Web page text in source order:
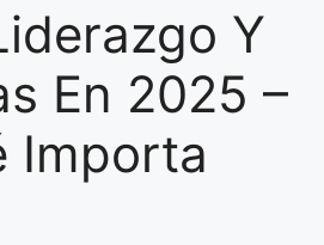
Y
En 2025 –
Importa